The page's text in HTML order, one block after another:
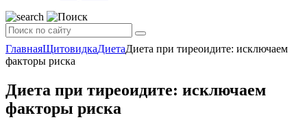
ГлавнаяЩитовидкаДиетаДиета при тиреоидите: исключаем
факторы риска
Диета при тиреоидите: исключаем
факторы риска